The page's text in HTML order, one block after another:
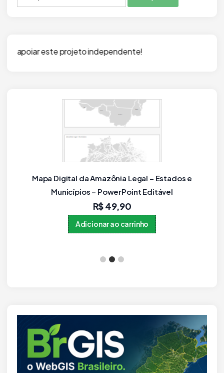
por:
independente!
Mapa dos Municípios do Rio Grande do Sul em
PPTX Editável (PowerPoint)
R$59,90
Adicionar ao carrinho